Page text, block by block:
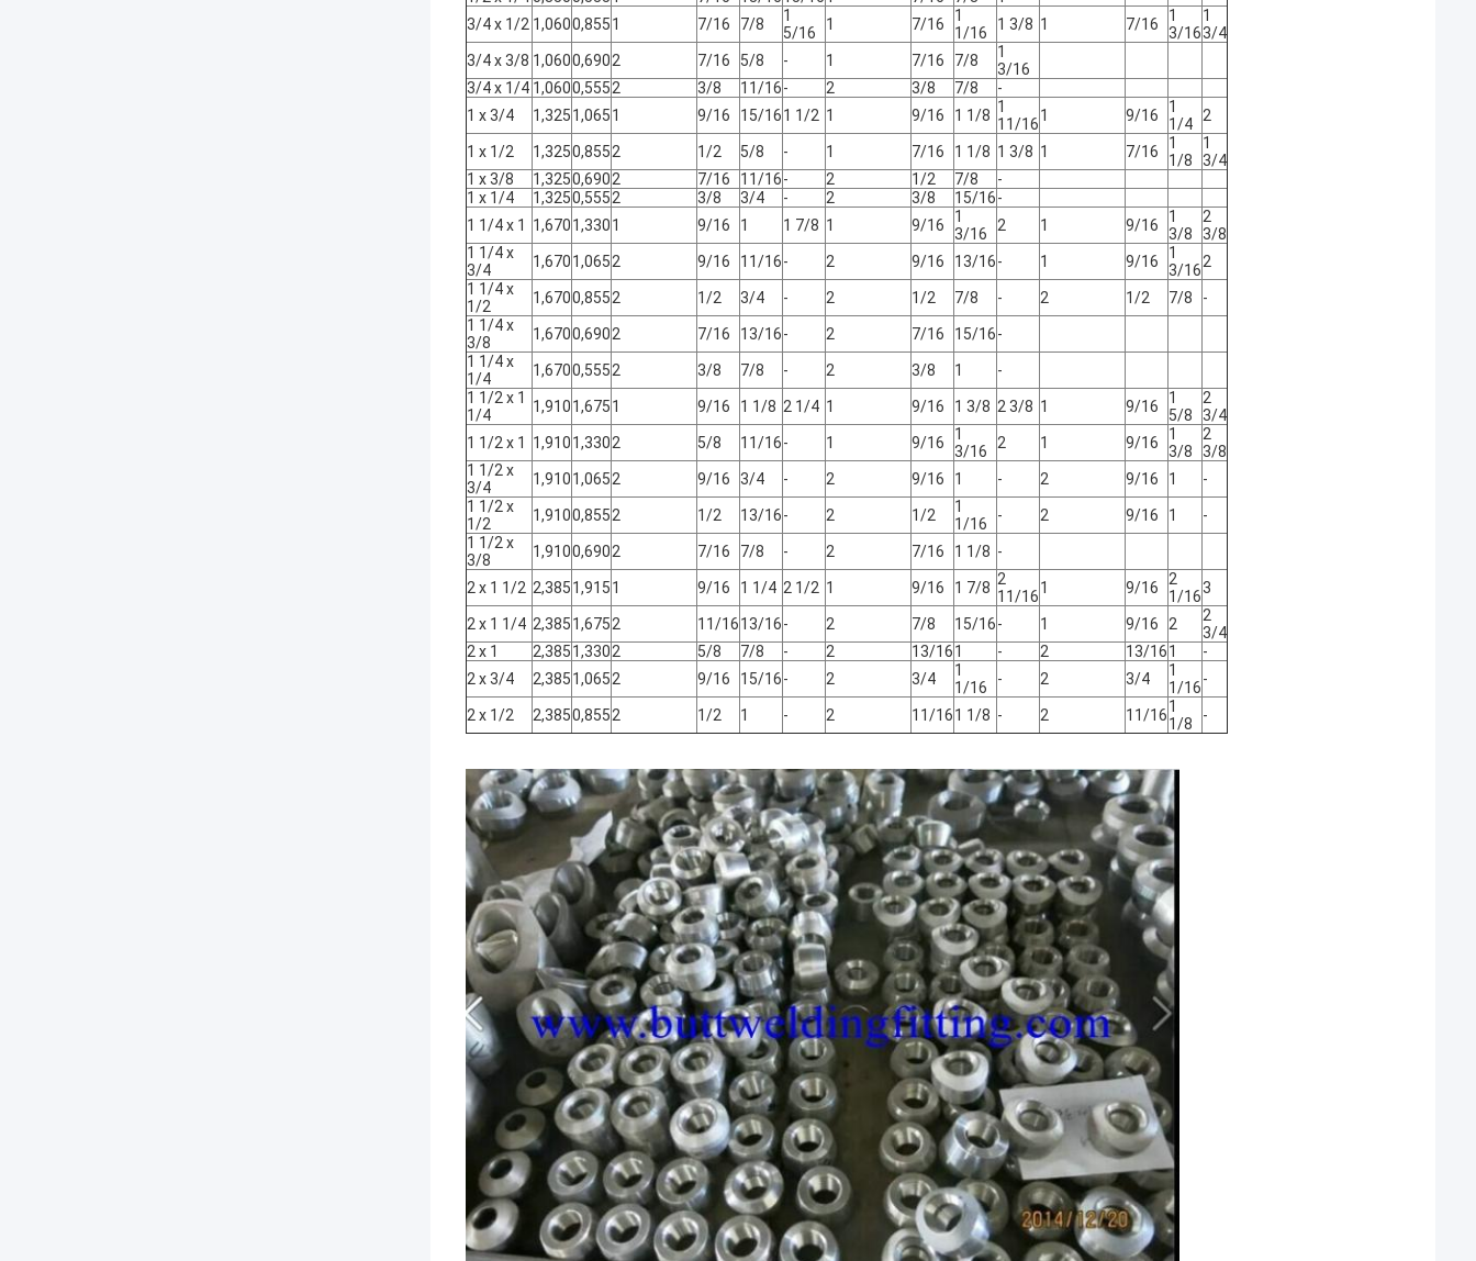
3/4 x 1/2 1,0600,8551 7/16 7/8
1
5/16
1 7/16
1
1/16
1 3/8 1 7/16
1
3/16
1
3/4
3/4 x 3/8 1,0600,6902 7/16 5/8 - 1 7/16 7/8
1
3/16
3/4 x 1/4 1,0600,5552 3/8 11/16- 2 3/8 7/8
-
1 x 3/4
1,3251,0651 9/16 15/161 1/2 1 9/16 1 1/8 1
11/161 9/16
1
1/4
2
1 x 1/2 1,3250,8552 1/2 5/8 - 1 7/16 1 1/8 1 3/8 1 7/16
1
1/8
1
3/4
1 x 3/8
1,3250,6902 7/16 11/16- 2 1/2 7/8
-
1 x 1/4
1,3250,5552 3/8 3/4 - 2 3/8 15/16-
1 1/4 x 1
1,6701,3301 9/16 1 1 7/8 1 9/16
1
3/16
2 1 9/16
1
3/8
2
3/8
1 1/4 x
3/4
1,6701,0652 9/16 11/16- 2 9/16 13/16- 1 9/16
1
3/162
1 1/4 x
1/2
1,6700,8552 1/2 3/4 - 2 1/2 7/8 - 2 1/2 7/8
-
1 1/4 x
3/8
1,6700,6902 7/16 13/16- 2 7/16 15/16-
1 1/4 x
1/4
1,6700,5552 3/8 7/8 - 2 3/8 1
-
1 1/2 x 1
1/4
1,9101,6751 9/16 1 1/8 2 1/4 1 9/16 1 3/8 2 3/8 1 9/16
1
5/8
2
3/4
1 1/2 x 1
1,9101,3302 5/8 11/16- 1 9/16
1
3/16
2 1 9/16
1
3/8
2
3/8
1 1/2 x
3/4
1,9101,0652 9/16 3/4 - 2 9/16 1 - 2 9/16 1
-
1 1/2 x
1/2
1,9100,8552 1/2 13/16- 2 1/2
1
1/16
- 2 9/16 1
-
1 1/2 x
3/8
1,9100,6902 7/16 7/8 - 2 7/16 1 1/8 -
2 x 1 1/2 2,3851,9151 9/16 1 1/4 2 1/2 1 9/16 1 7/8 2
11/161 9/16
2
1/163
2 x 1 1/4 2,3851,6752 11/1613/16- 2 7/8 15/16- 1 9/16 2
2
3/4
2 x 1
2,3851,3302 5/8 7/8 - 2 13/161 - 2 13/161
-
2 x 3/4
2,3851,0652 9/16 15/16- 2 3/4
1
1/16
- 2 3/4
1
1/16-
2 x 1/2 2,3850,8552 1/2 1 - 2 11/161 1/8 - 2 11/161
1/8
-